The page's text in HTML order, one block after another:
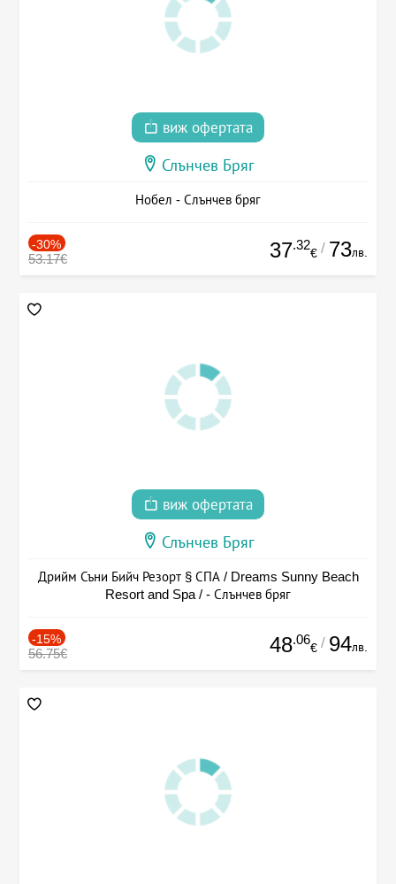
виж офертата
Слънчев Бряг
Нобел - Слънчев бряг
-30%
53.17€ 37.32
€ / 73лв.
виж офертата
Слънчев Бряг
Дрийм Съни Бийч Резорт § СПА / Dreams Sunny Beach
Resort and Spa / - Слънчев бряг
-15%
56.75€ 48.06
€ / 94лв.